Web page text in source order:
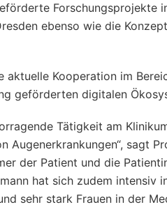
Forschungsprojekte
ebenso wie die
Kooperation im
geförderten digitalen
Tätigkeit am
Augenerkrankungen“, sagt
der Patient und die
hat sich zudem intensiv
sehr stark Frauen in der